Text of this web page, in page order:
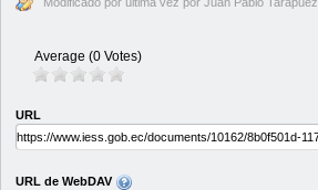
Average (0 Votes)
URL
URL de WebDAV